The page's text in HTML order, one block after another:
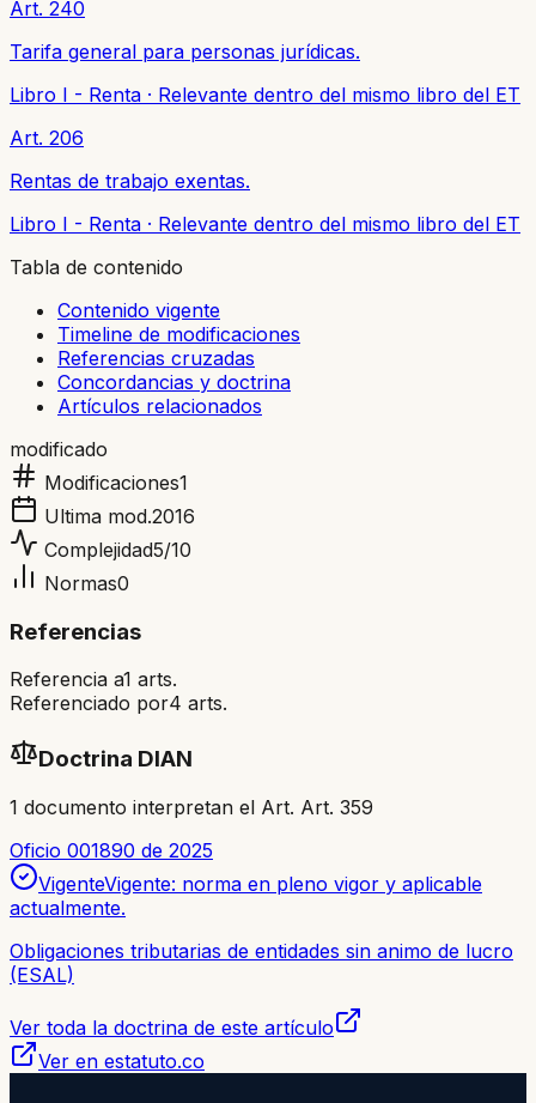
Art. 240
Tarifa general para personas jurídicas.
Libro I - Renta · Relevante dentro del mismo libro del ET
Art. 206
Rentas de trabajo exentas.
Libro I - Renta · Relevante dentro del mismo libro del ET
Tabla de contenido
Contenido vigente
Timeline de modificaciones
Referencias cruzadas
Concordancias y doctrina
Artículos relacionados
modificado
Modificaciones1
Ultima mod.2016
Complejidad5/10
Normas0
Referencias
Referencia a1 arts.
Referenciado por4 arts.
Doctrina DIAN
1 documento interpretan el Art. Art. 359
Oficio 001890 de 2025
VigenteVigente: norma en pleno vigor y aplicable
actualmente.
Obligaciones tributarias de entidades sin animo de lucro
(ESAL)
Ver toda la doctrina de este artículo
Ver en estatuto.co